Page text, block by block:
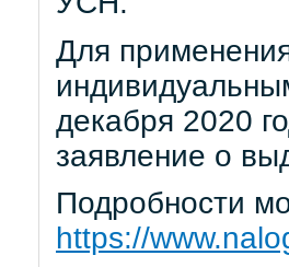
Для
декабря 2020
заявление о
Подробности
https://